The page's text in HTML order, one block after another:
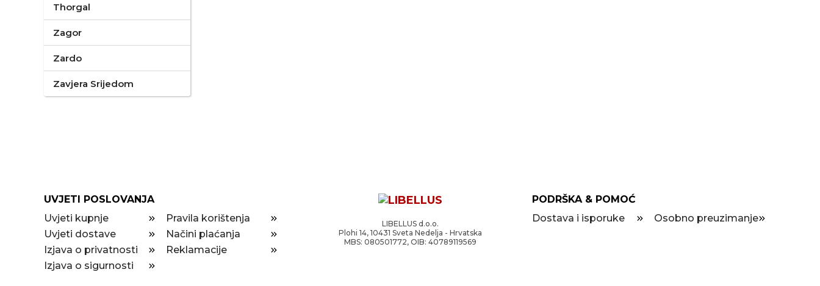
Thorgal
Zagor
Zardo
Zavjera Srijedom
UVJETI POSLOVANJA
Uvjeti kupnje
Pravila korištenja
Uvjeti dostave
Načini plaćanja
Izjava o privatnosti
Reklamacije
Izjava o sigurnosti
LIBELLUS d.o.o.
Plohi 14, 10431 Sveta Nedelja - Hrvatska
MBS: 080501772, OIB: 40789119569
PODRŠKA & POMOĆ
Dostava i isporuke
Osobno preuzimanje